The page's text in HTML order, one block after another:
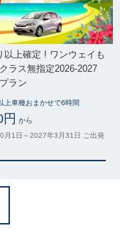
以上確定 ! ワンウェイも
ラス無指定2026-2027
ラン
上車種おまかせで6時間
から
月1日～2027年3月31日 ご出発